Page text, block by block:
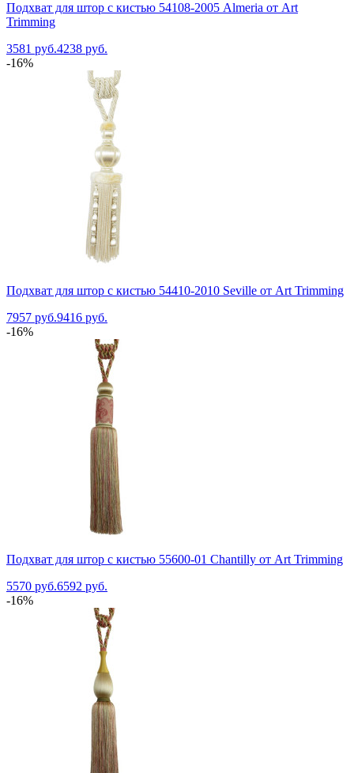
Подхват для штор с кистью 54108-2005 Almeria от Art
Trimming
3581 руб.4238 руб.
-16%
Подхват для штор с кистью 54410-2010 Seville от Art Trimming
7957 руб.9416 руб.
-16%
Подхват для штор с кистью 55600-01 Chantilly от Art Trimming
5570 руб.6592 руб.
-16%